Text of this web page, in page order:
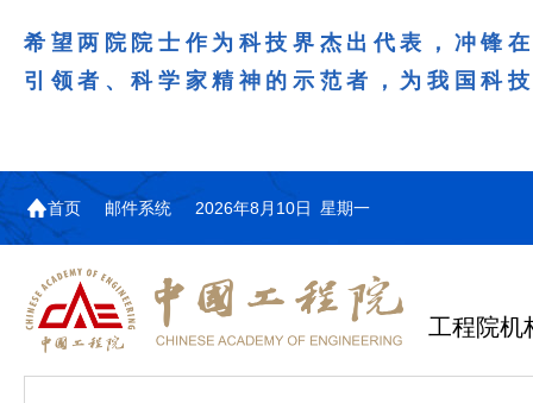
希望两院院士作为科技界杰出代表，冲锋
引领者、科学家精神的示范者，为我国科
首页 邮件系统 2026年8月10日 星期一
工程院机